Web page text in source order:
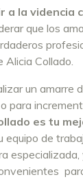
a la videncia
que los
Alicia Collado.
un amarre
para
es tu
equipo de